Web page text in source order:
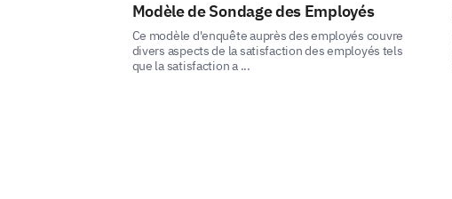
Modèle de Sondage des Employés
Ce modèle d'enquête auprès des employés couvre
divers aspects de la satisfaction des employés tels
que la satisfaction a ...